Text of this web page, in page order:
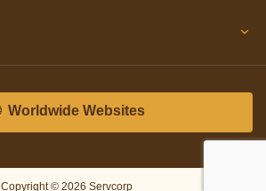
Worldwide Websites
Copyright © 2026 Servcorp